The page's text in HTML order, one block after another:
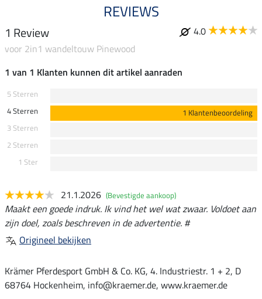
REVIEWS
1 Review
4.0
voor 2in1 wandeltouw Pinewood
1 van 1 Klanten kunnen dit artikel aanraden
5 Sterren
4 Sterren
1 Klantenbeoordeling
3 Sterren
2 Sterren
1 Ster
21.1.2026 (Bevestigde aankoop)
Maakt een goede indruk. Ik vind het wel wat zwaar. Voldoet aan
zijn doel, zoals beschreven in de advertentie. #
Origineel bekijken
Krämer Pferdesport GmbH & Co. KG, 4. Industriestr. 1 + 2, D
68764 Hockenheim, info@kraemer.de, www.kraemer.de